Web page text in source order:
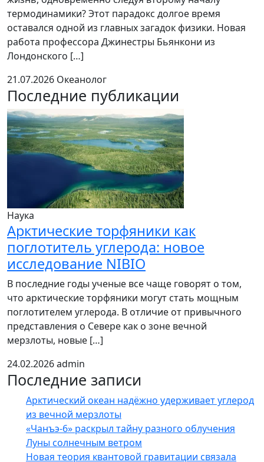
термодинамики? Этот парадокс долгое время
оставался одной из главных загадок физики. Новая
работа профессора Джинестры Бьянкони из
Лондонского […]
21.07.2026 Океанолог
Последние публикации
Наука
Арктические торфяники как
поглотитель углерода: новое
исследование NIBIO
В последние годы ученые все чаще говорят о том,
что арктические торфяники могут стать мощным
поглотителем углерода. В отличие от привычного
представления о Севере как о зоне вечной
мерзлоты, новые […]
24.02.2026admin
Последние записи
Арктический океан надёжно удерживает углерод
из вечной мерзлоты
«Чанъэ-6» раскрыл тайну разного облучения
Луны солнечным ветром
Новая теория квантовой гравитации связала